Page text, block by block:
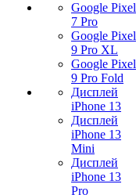
Google Pixel
7 Pro
Google Pixel
9 Pro XL
Google Pixel
9 Pro Fold
Дисплей
iPhone 13
Дисплей
iPhone 13
Mini
Дисплей
iPhone 13
Pro